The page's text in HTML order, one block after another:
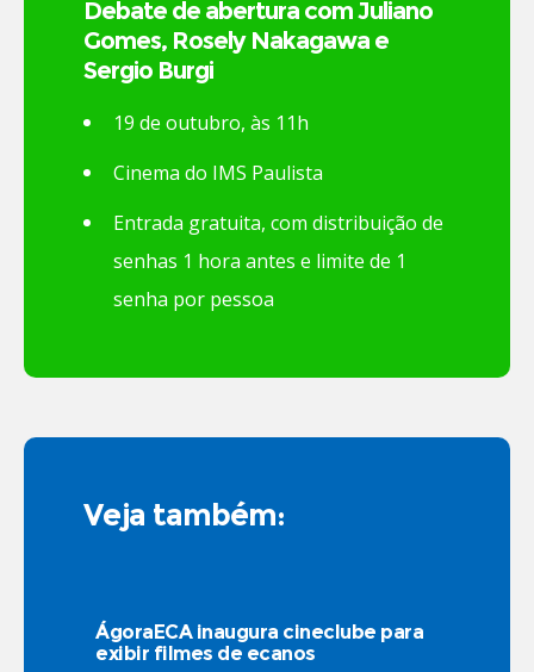
Debate de abertura com Juliano
Gomes, Rosely Nakagawa e
Sergio Burgi
19 de outubro, às 11h
Cinema do IMS Paulista
Entrada gratuita, com distribuição de
senhas 1 hora antes e limite de 1
senha por pessoa
Veja também:
ÁgoraECA inaugura cineclube para
exibir filmes de ecanos